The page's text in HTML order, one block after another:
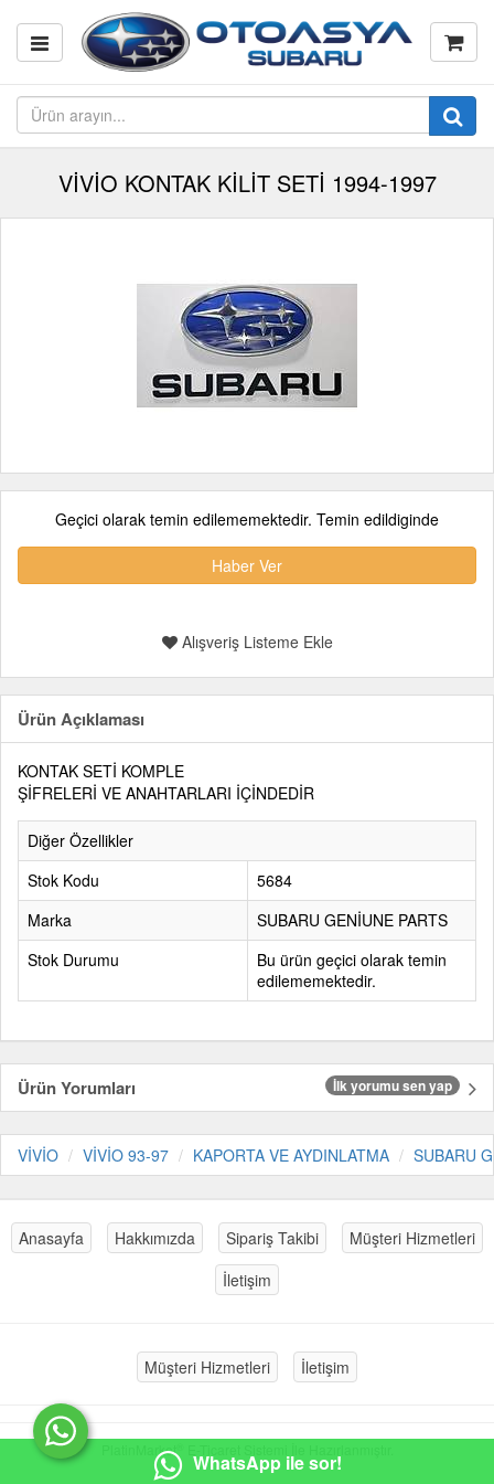
VİVİO KONTAK KİLİT SETİ 1994-1997
Geçici olarak temin edilememektedir. Temin edildiginde
Haber Ver
Alışveriş Listeme Ekle
Ürün Açıklaması
KONTAK SETİ KOMPLE
ŞİFRELERİ VE ANAHTARLARI İÇİNDEDİR
Diğer Özellikler
Stok Kodu
5684
Marka
SUBARU GENİUNE PARTS
Stok Durumu
Bu ürün geçici olarak temin
edilememektedir.
Ürün Yorumları İlk yorumu sen yap
VİVİO VİVİO 93-97 KAPORTA VE AYDINLATMA SUBARU
Anasayfa Hakkımızda Sipariş Takibi
Müşteri Hizmetleri
İletişim
Müşteri Hizmetleri İletişim
PlatinMarket
WhatsApp ile sor!